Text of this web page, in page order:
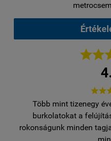


Több mint tizenegy
burkolatokat a
rokonságunk minden